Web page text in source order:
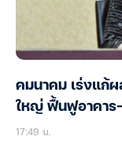
คมนาคม เร่งแก้
ใหญ่ ฟื้นฟูอาคาร
17:49 น.